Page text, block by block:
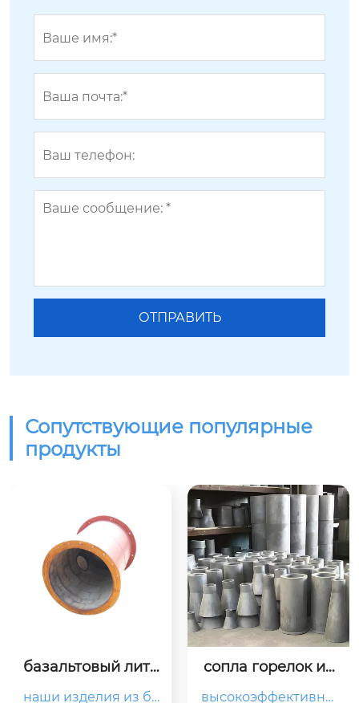
Сопутствующие популярные
продукты
базальтовый лито
наши изделия из ба
сопла горелок из
высокоэффективны